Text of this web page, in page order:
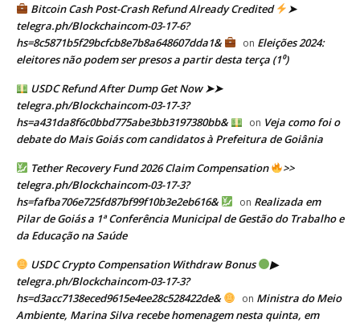
Bitcoin Cash Post-Crash Refund Already Credited
➤
telegra.ph/Blockchaincom-03-17-6?
hs=8c5871b5f29bcfcb8e7b8a648607dda1&
on Eleições 2024:
eleitores não podem ser presos a partir desta terça (1⁰)
USDC Refund After Dump Get Now ➤➤
telegra.ph/Blockchaincom-03-17-3?
hs=a431da8f6c0bbd775abe3bb3197380bb&
on Veja como foi o
debate do Mais Goiás com candidatos à Prefeitura de Goiânia
Tether Recovery Fund 2026 Claim Compensation
>>
telegra.ph/Blockchaincom-03-17-3?
hs=fafba706e725fd87bf99f10b3e2eb616&
on Realizada em
Pilar de Goiás a 1ª Conferência Municipal de Gestão do Trabalho e
da Educação na Saúde
USDC Crypto Compensation Withdraw Bonus
▶
telegra.ph/Blockchaincom-03-17-3?
hs=d3acc7138eced9615e4ee28c528422de&
on Ministra do Meio
Ambiente, Marina Silva recebe homenagem nesta quinta, em